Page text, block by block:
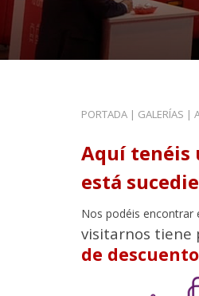
PORTADA | GALERÍAS |
Aquí tenéis
está
Nos podéis encontrar
visitarnos tiene
de descuento